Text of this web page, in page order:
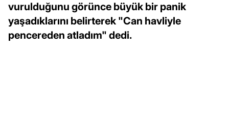
vurulduğunu görünce büyük bir panik
yaşadıklarını belirterek "Can havliyle
pencereden atladım" dedi.